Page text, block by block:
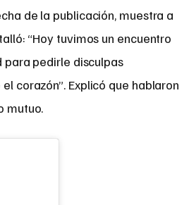
de la publicación, muestra a
“Hoy tuvimos un encuentro
para pedirle disculpas
corazón”. Explicó que hablaron
mutuo.